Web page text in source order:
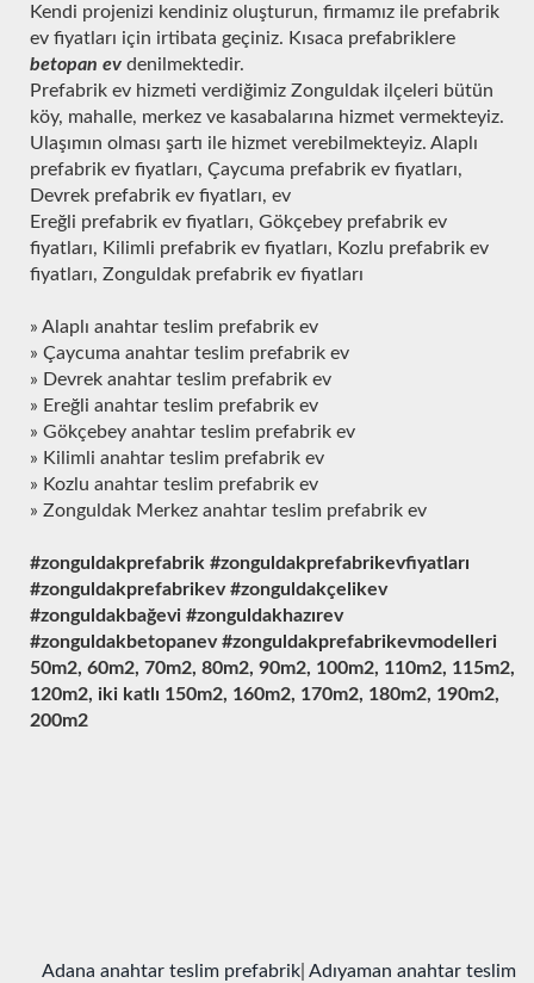
Kendi projenizi kendiniz oluşturun, firmamız ile prefabrik
ev fiyatları için irtibata geçiniz. Kısaca prefabriklere
betopan ev denilmektedir.
Prefabrik ev hizmeti verdiğimiz Zonguldak ilçeleri bütün
köy, mahalle, merkez ve kasabalarına hizmet vermekteyiz.
Ulaşımın olması şartı ile hizmet verebilmekteyiz. Alaplı
prefabrik ev fiyatları, Çaycuma prefabrik ev fiyatları,
Devrek prefabrik ev fiyatları, ev
Ereğli prefabrik ev fiyatları, Gökçebey prefabrik ev
fiyatları, Kilimli prefabrik ev fiyatları, Kozlu prefabrik ev
fiyatları, Zonguldak prefabrik ev fiyatları
» Alaplı anahtar teslim prefabrik ev
» Çaycuma anahtar teslim prefabrik ev
» Devrek anahtar teslim prefabrik ev
» Ereğli anahtar teslim prefabrik ev
» Gökçebey anahtar teslim prefabrik ev
» Kilimli anahtar teslim prefabrik ev
» Kozlu anahtar teslim prefabrik ev
» Zonguldak Merkez anahtar teslim prefabrik ev
#zonguldakprefabrik #zonguldakprefabrikevfiyatları
#zonguldakprefabrikev #zonguldakçelikev
#zonguldakbağevi #zonguldakhazırev
#zonguldakbetopanev #zonguldakprefabrikevmodelleri
50m2, 60m2, 70m2, 80m2, 90m2, 100m2, 110m2, 115m2,
120m2, iki katlı 150m2, 160m2, 170m2, 180m2, 190m2,
200m2
Adana anahtar teslim prefabrik Adıyaman anahtar teslim